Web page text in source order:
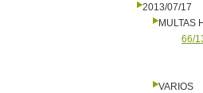
2013/07/17
MULTAS
66/
VARIOS